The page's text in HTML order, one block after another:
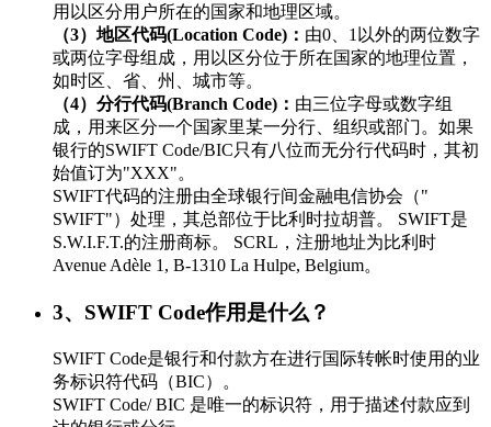
用以区分用户所在的国家和地理区域。
（3）地区代码(Location Code)： 由0、1以外的两位数字
或两位字母组成，用以区分位于所在国家的地理位置，
如时区、省、州、城市等。
（4）分行代码(Branch Code)： 由三位字母或数字组
成，用来区分一个国家里某一分行、组织或部门。如果
银行的SWIFT Code/BIC只有八位而无分行代码时，其初
始值订为"XXX"。
SWIFT代码的注册由全球银行间金融电信协会（"
SWIFT"）处理，其总部位于比利时拉胡普。 SWIFT是
S.W.I.F.T.的注册商标。 SCRL，注册地址为比利时
Avenue Adèle 1, B-1310 La Hulpe, Belgium。
3、SWIFT Code作用是什么？
SWIFT Code是银行和付款方在进行国际转帐时使用的业
务标识符代码（BIC）。
SWIFT Code/ BIC 是唯一的标识符，用于描述付款应到